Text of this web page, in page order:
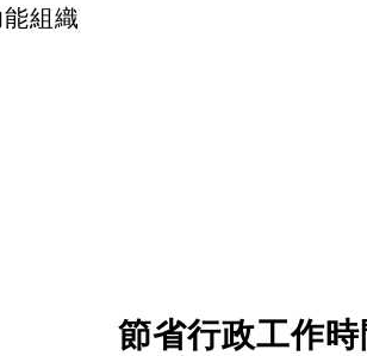
組織
節省行政工作